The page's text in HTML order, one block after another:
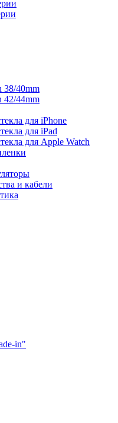
38/40mm
42/44mm
для iPhone
для iPad
для Apple Watch
и кабели
in"